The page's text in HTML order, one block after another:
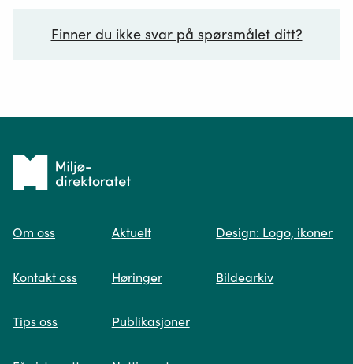
Finner du ikke svar på spørsmålet ditt?
Spør oss
søk og viser deg vår mest relevante
Tilbake
forsiden
Om oss
Kontakt oss
Tips oss
Aktuelt
Høringer
Publikasjoner
Design: Logo, ikoner
Bildearkiv